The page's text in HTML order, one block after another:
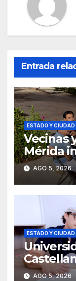
Entrada
ESTADO Y CIUDAD
Vecinas
Mérida
AGO 5, 2026
ESTADO Y CIUDAD
AGO 5, 2026